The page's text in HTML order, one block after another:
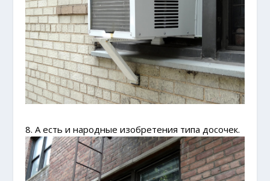
8. А есть и народные изобретения типа досочек.